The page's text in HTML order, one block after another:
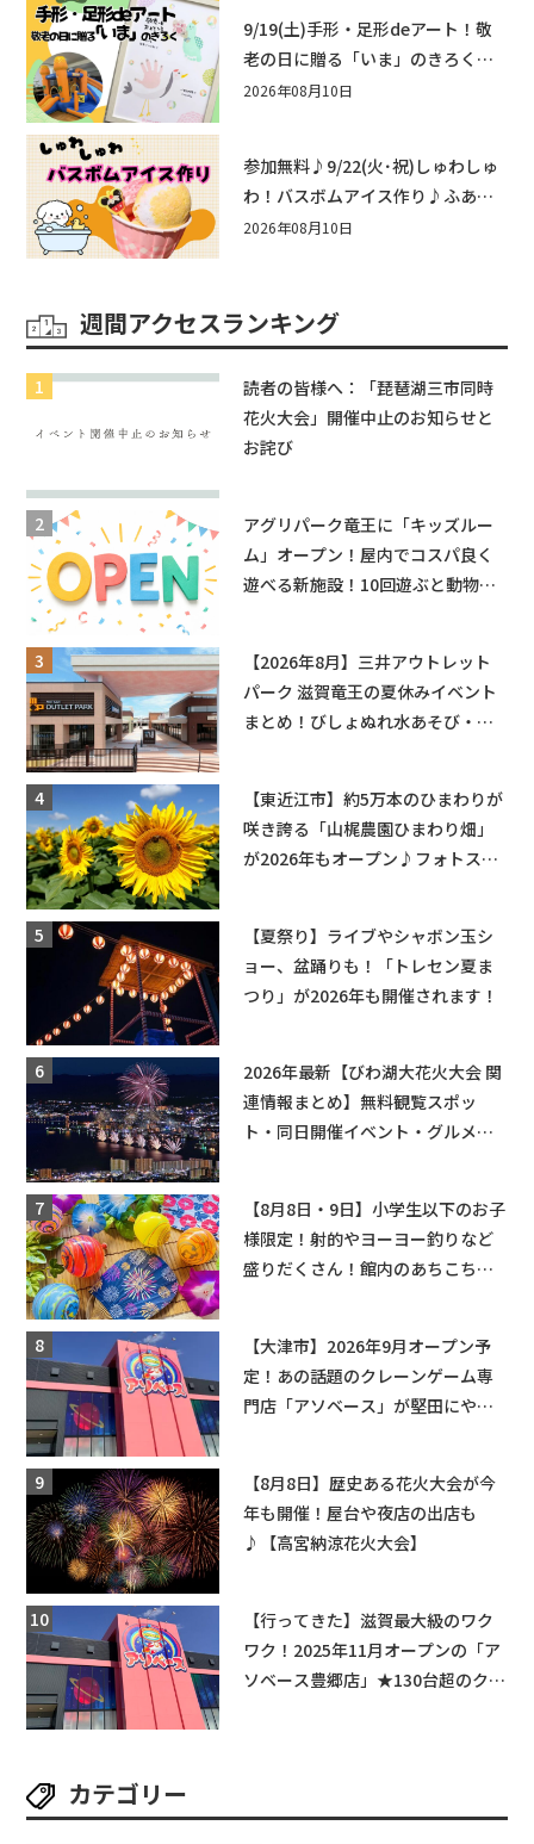
9/19(土)手形・足形deアート！敬
老の日に贈る「いま」のきろく♪
他にもふあふあ遊具などお楽しみ
2026年08月10日
参加無料♪9/22(火･祝)しゅわしゅ
わ！バスボムアイス作り♪ふあふ
あ遊具もあるよ！in近江八幡
2026年08月10日
週間アクセスランキング
読者の皆様へ：「琵琶湖三市同時
花火大会」開催中止のお知らせと
お詫び
アグリパーク竜王に「キッズルー
ム」オープン！屋内でコスパ良く
遊べる新施設！10回遊ぶと動物触
【2026年8月】三井アウトレット
パーク 滋賀竜王の夏休みイベント
まとめ！びしょぬれ水あそび・激
【東近江市】約5万本のひまわりが
咲き誇る「山梶農園ひまわり畑」
が2026年もオープン♪フォトスポ
【夏祭り】ライブやシャボン玉シ
ョー、盆踊りも！「トレセン夏ま
つり」が2026年も開催されます！
2026年最新【びわ湖大花火大会 関
連情報まとめ】無料観覧スポッ
ト・同日開催イベント・グルメマ
【8月8日・9日】小学生以下のお子
様限定！射的やヨーヨー釣りなど
盛りだくさん！館内のあちこちに
【大津市】2026年9月オープン予
定！あの話題のクレーンゲーム専
門店「アソベース」が堅田にやっ
【8月8日】歴史ある花火大会が今
年も開催！屋台や夜店の出店も
♪【高宮納涼花火大会】
【行ってきた】滋賀最大級のワク
ワク！2025年11月オープンの「ア
ソベース豊郷店」★130台超のクレ
カテゴリー